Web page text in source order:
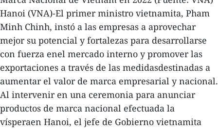
Hanoi (VNA)-El primer ministro vietnamita, Pham
Minh Chinh, instó a las empresas a aprovechar
mejor su potencial y fortalezas para desarrollarse
con fuerza enel mercado interno y promover las
exportaciones a través de las medidasdestinadas a
aumentar el valor de marca empresarial y nacional.
Al intervenir en una ceremonia para anunciar
productos de marca nacional efectuada la
vísperaen Hanoi, el jefe de Gobierno vietnamita